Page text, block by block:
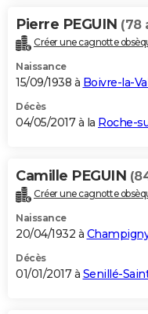
Pierre PEGUIN (78
Créer une cagnotte
Naissance
15/09/1938 à Boivre-la-
Décès
04/05/2017 à la Roche-
Camille PEGUIN
Créer une cagnotte
Naissance
20/04/1932 à
Décès
01/01/2017 à Senillé-